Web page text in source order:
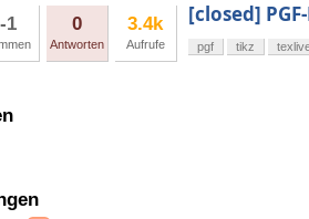
-1 0
Antworten
3.4k
Aufrufe
[closed]
pgf tikz